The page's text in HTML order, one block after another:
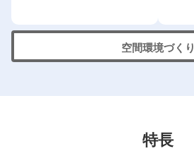
空間環境づくり
特長